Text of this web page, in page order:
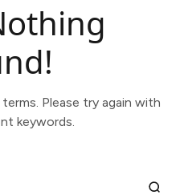
Please try again with
keywords.